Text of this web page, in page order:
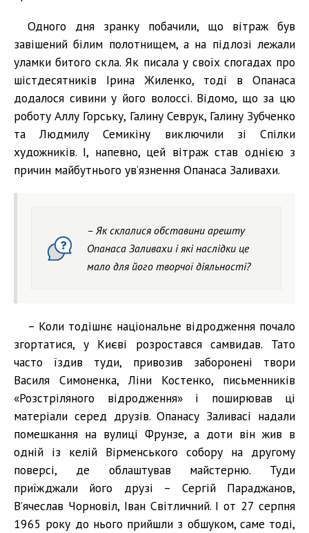
Одного дня зранку побачили, що вітраж був
завішений білим полотнищем, а на підлозі лежали
уламки битого скла. Як писала у своїх спогадах про
шістдесятників Ірина Жиленко, тоді в Опанаса
додалося сивини у його волоссі. Відомо, що за цю
роботу Аллу Горську, Галину Севрук, Галину Зубченко
та Людмилу Семикіну виключили зі Спілки
художників. І, напевно, цей вітраж став однією з
причин майбутнього ув’язнення Опанаса Заливахи.
– Як склалися обставини арешту
Опанаса Заливахи і які наслідки це
мало для його творчої діяльності?
– Коли тодішнє національне відродження почало
згортатися, у Києві розростався самвидав. Тато
часто їздив туди, привозив заборонені твори
Василя Симоненка, Ліни Костенко, письменників
«Розстріляного відродження» і поширював ці
матеріали серед друзів. Опанасу Заливасі надали
помешкання на вулиці Фрунзе, а доти він жив в
одній із келій Вірменського собору на другому
поверсі, де облаштував майстерню. Туди
приїжджали його друзі – Сергій Параджанов,
В’ячеслав Чорновіл, Іван Світличний. І от 27 серпня
1965 року до нього прийшли з обшуком, саме тоді,